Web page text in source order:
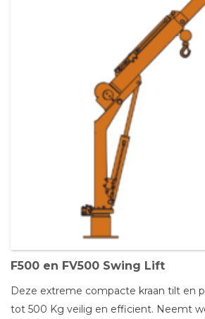
F500 en FV500 Swing Lift
Deze extreme compacte kraan tilt en
tot 500 Kg veilig en efficient. Neemt